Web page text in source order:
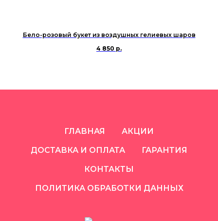
Бело-розовый букет из воздушных гелиевых шаров
4 850 р.
ГЛАВНАЯ АКЦИИ
ДОСТАВКА И ОПЛАТА ГАРАНТИЯ
КОНТАКТЫ
ПОЛИТИКА ОБРАБОТКИ ДАННЫХ